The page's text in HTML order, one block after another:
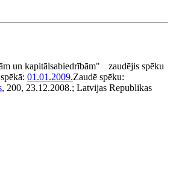
un kapitālsabiedrībām"
zaudējis spēku
01.01.2009.Zaudē spēku:
, 200, 23.12.2008.; Latvijas Republikas